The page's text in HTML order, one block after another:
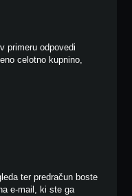
primeru odpovedi
celotno kupnino,
ter predračun boste
e-mail, ki ste ga